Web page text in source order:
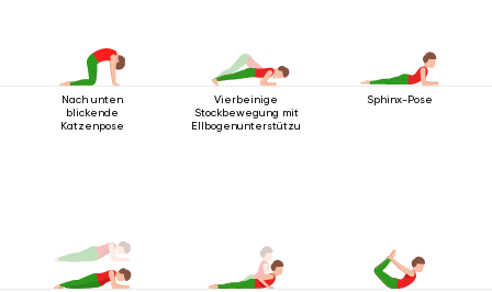
Nach unten
blickende
Katzenpose
Vierbeinige
Stockbewegung mit
Ellbogenunterstützung
Sphinx-Pose